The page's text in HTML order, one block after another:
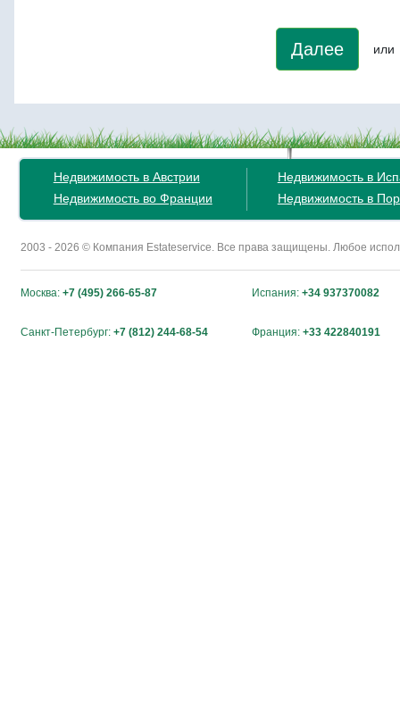
Далее или
Недвижимость в Австрии
Недвижимость во Франции
Недвижимость в
Недвижимость в
2003 - 2026 © Компания Estateservice. Все права защищены. Любое
Москва: +7 (495) 266-65-87 Испания: +34 937370082
Санкт-Петербург: +7 (812) 244-68-54 Франция: +33 422840191